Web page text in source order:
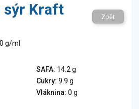
výrobky
výrobky
pufované výrobky
sýr Kraft Zpět
g/ml
SAFA: 14.2 g
Cukry: 9.9 g
Vláknina: 0 g